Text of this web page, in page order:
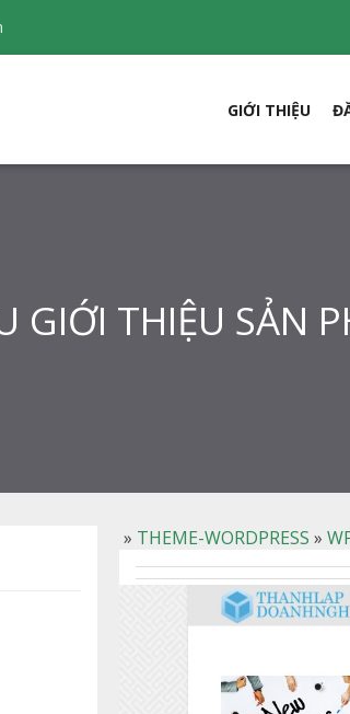
GIỚI THIỆU
GIỚI THIỆU SẢN
» THEME-WORDPRESS »